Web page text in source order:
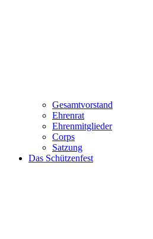
Gesamtvorstand
Ehrenrat
Ehrenmitglieder
Corps
Satzung
Das Schützenfest